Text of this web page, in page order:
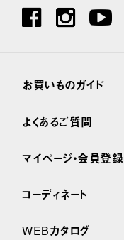
お買いものガイド
よくあるご質問
マイページ・会員登録
コーディネート
WEBカタログ